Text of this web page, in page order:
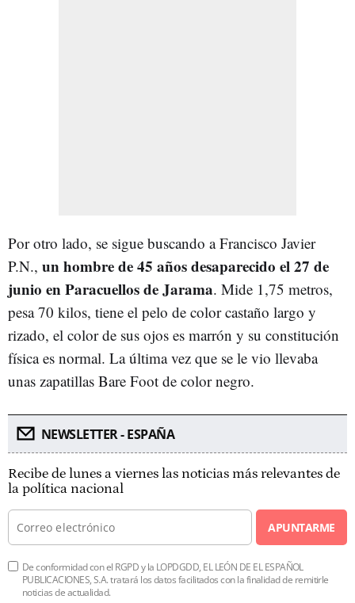
Por otro lado, se sigue buscando a Francisco Javier
P.N., un hombre de 45 años desaparecido el 27 de
junio en Paracuellos de Jarama. Mide 1,75 metros,
pesa 70 kilos, tiene el pelo de color castaño largo y
rizado, el color de sus ojos es marrón y su constitución
física es normal. La última vez que se le vio llevaba
unas zapatillas Bare Foot de color negro.
NEWSLETTER - ESPAÑA
Recibe de lunes a viernes las noticias más relevantes de
la política nacional
APUNTARME
De conformidad con el RGPD y la LOPDGDD, EL LEÓN DE EL ESPAÑOL
PUBLICACIONES, S.A. tratará los datos facilitados con la finalidad de remitirle
noticias de actualidad.